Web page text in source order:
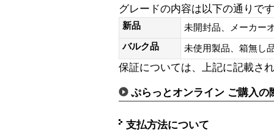
グレードの内容は以下の通りで
新品
未開封品、メーカー
バルク品
未使用製品、箱無
保証については、上記に記載さ
ぷらっとオンライン ご購入の
支払方法について